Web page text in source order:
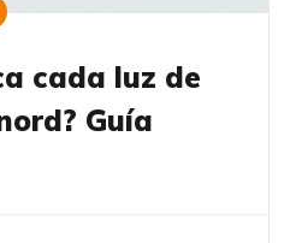
cada luz de
Guía